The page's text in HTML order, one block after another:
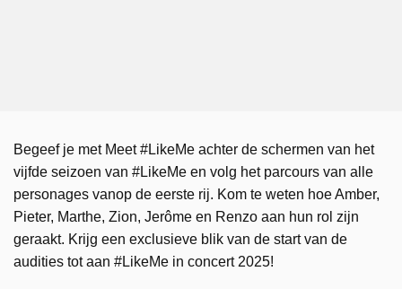
Begeef je met Meet #LikeMe achter de schermen van het
vijfde seizoen van #LikeMe en volg het parcours van alle
personages vanop de eerste rij. Kom te weten hoe Amber,
Pieter, Marthe, Zion, Jerôme en Renzo aan hun rol zijn
geraakt. Krijg een exclusieve blik van de start van de
audities tot aan #LikeMe in concert 2025!